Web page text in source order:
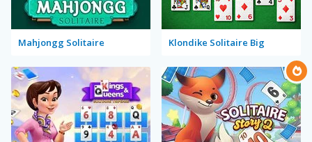
Mahjongg Solitaire Klondike Solitaire Big